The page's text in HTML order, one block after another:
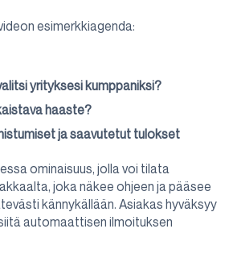
esimerkkiagenda:
yrityksesi kumppaniksi?
haaste?
ja saavutetut tulokset
ominaisuus, jolla voi tilata
joka näkee ohjeen ja pääsee
kännykällään. Asiakas hyväksyy
automaattisen ilmoituksen